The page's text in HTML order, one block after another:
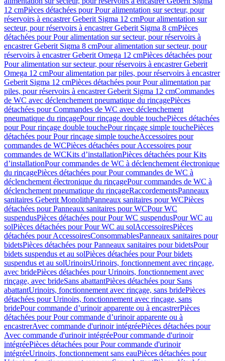
12 cmPièces détachées pour Pour alimentation sur secteur, pour
réservoirs à encastrer Geberit Sigma 12 cmPour alimentation sur
secteur, pour réservoirs à encastrer Geberit Sigma 8 cmPièces
détachées pour Pour alimentation sur secteur, pour réservoirs à
encastrer Geberit Sigma 8 cmPour alimentation sur secteur, pour
réservoirs à encastrer Geberit Omega 12 cmPièces détachées pour
Pour alimentation sur secteur, pour réservoirs à encastrer Geberit
Omega 12 cmPour alimentation par piles, pour réservoirs à encastrer
Geberit Sigma 12 cmPièces détachées pour Pour alimentation par
piles, pour réservoirs à encastrer Geberit Sigma 12 cmCommandes
de WC avec déclenchement pneumatique du rinçagePièces
détachées pour Commandes de WC avec déclenchement
pneumatique du rinçagePour rinçage double touchePièces détachées
pour Pour rinçage double touchePour rinçage simple touchePièces
détachées pour Pour rinçage simple toucheAccessoires pour
commandes de WCPièces détachées pour Accessoires pour
commandes de WCKits d’installationPièces détachées pour Kits
d’installationPour commandes de WC à déclenchement électronique
du rinçagePièces détachées pour Pour commandes de WC à
déclenchement électronique du rinçagePour commandes de WC à
déclenchement pneumatique du rinçageRaccordementsPanneaux
sanitaires Geberit MonolithPanneaux sanitaires pour WCPièces
détachées pour Panneaux sanitaires pour WCPour WC
suspendusPièces détachées pour Pour WC suspendusPour WC au
solPièces détachées pour Pour WC au solAccessoiresPièces
détachées pour AccessoiresConsommablesPanneaux sanitaires pour
bidetsPièces détachées pour Panneaux sanitaires pour bidetsPour
bidets suspendus et au solPièces détachées pour Pour bidets
suspendus et au solUrinoirsUrinoirs, fonctionnement avec rinçage,
avec bridePièces détachées pour Urinoirs, fonctionnement avec
rinçage, avec brideSans abattantPièces détachées pour Sans
abattantUrinoirs, fonctionnement avec rinçage, sans bridePièces
détachées pour Urinoirs, fonctionnement avec rinçage, sans
bridePour commande d’urinoir apparente ou à encastrerPièces
détachées pour Pour commande d’urinoir apparente ou à
encastrerAvec commande d'urinoir intégréePièces détachées pour
Avec commande d'urinoir intégréePour commande d'urinoir
intégréePièces détachées pour Pour commande d'urinoir
intégréeUrinoirs, fonctionnement sans eauPièces détachées pour